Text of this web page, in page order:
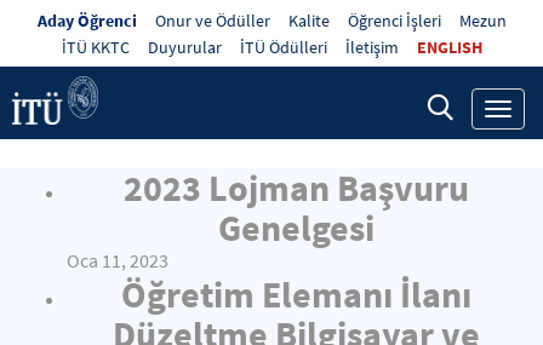
Aday Öğrenci Onur ve Ödüller Kalite Öğrenci İşleri
Mezun
İTÜ KKTC
Duyurular İTÜ Ödülleri İletişim ENGLISH
2023 Lojman Başvuru
Genelgesi
Oca 11, 2023
Öğretim Elemanı İlanı
Düzeltme Bilgisayar ve